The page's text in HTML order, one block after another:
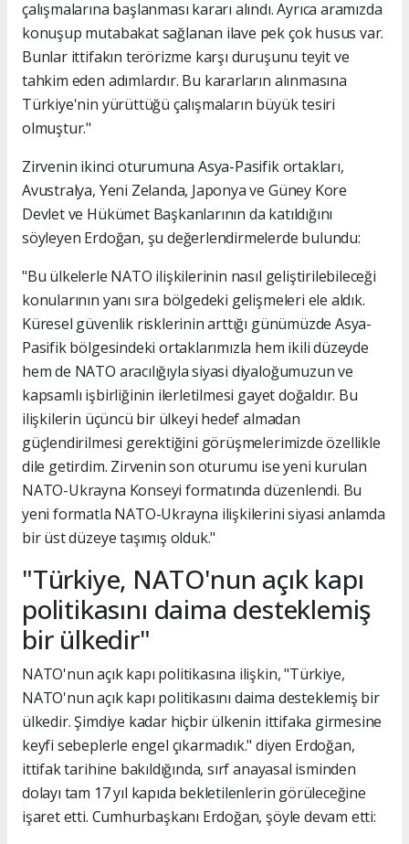
çalışmalarına başlanması kararı alındı. Ayrıca aramızda
konuşup mutabakat sağlanan ilave pek çok husus var.
Bunlar ittifakın terörizme karşı duruşunu teyit ve
tahkim eden adımlardır. Bu kararların alınmasına
Türkiye'nin yürüttüğü çalışmaların büyük tesiri
olmuştur."
Zirvenin ikinci oturumuna Asya-Pasifik ortakları,
Avustralya, Yeni Zelanda, Japonya ve Güney Kore
Devlet ve Hükümet Başkanlarının da katıldığını
söyleyen Erdoğan, şu değerlendirmelerde bulundu:
"Bu ülkelerle NATO ilişkilerinin nasıl geliştirilebileceği
konularının yanı sıra bölgedeki gelişmeleri ele aldık.
Küresel güvenlik risklerinin arttığı günümüzde Asya-
Pasifik bölgesindeki ortaklarımızla hem ikili düzeyde
hem de NATO aracılığıyla siyasi diyaloğumuzun ve
kapsamlı işbirliğinin ilerletilmesi gayet doğaldır. Bu
ilişkilerin üçüncü bir ülkeyi hedef almadan
güçlendirilmesi gerektiğini görüşmelerimizde özellikle
dile getirdim. Zirvenin son oturumu ise yeni kurulan
NATO-Ukrayna Konseyi formatında düzenlendi. Bu
yeni formatla NATO-Ukrayna ilişkilerini siyasi anlamda
bir üst düzeye taşımış olduk."
"Türkiye, NATO'nun açık kapı
politikasını daima desteklemiş
bir ülkedir"
NATO'nun açık kapı politikasına ilişkin, "Türkiye,
NATO'nun açık kapı politikasını daima desteklemiş bir
ülkedir. Şimdiye kadar hiçbir ülkenin ittifaka girmesine
keyfi sebeplerle engel çıkarmadık." diyen Erdoğan,
ittifak tarihine bakıldığında, sırf anayasal isminden
dolayı tam 17 yıl kapıda bekletilenlerin görüleceğine
işaret etti. Cumhurbaşkanı Erdoğan, şöyle devam etti: